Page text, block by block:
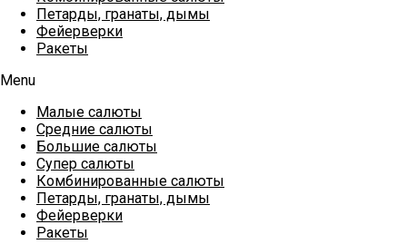
Петарды, гранаты, дымы
Фейерверки
Ракеты
Menu
Малые салюты
Средние салюты
Большие салюты
Супер салюты
Комбинированные салюты
Петарды, гранаты, дымы
Фейерверки
Ракеты